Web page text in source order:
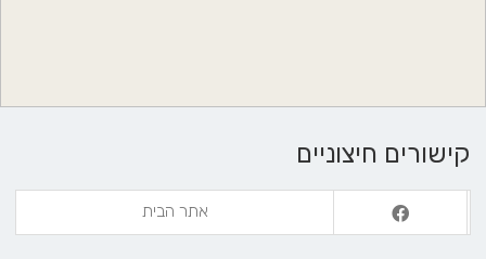
קישורים חיצוניים
אתר הבית